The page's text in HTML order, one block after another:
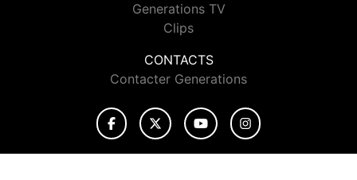
Generations TV
Clips
CONTACTS
Contacter Generations